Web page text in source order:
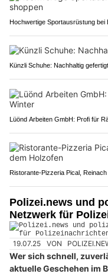
Hochwertige Sportausrüstung bei
Künzli Schuhe: Nachhaltig
Lüönd Arbeiten GmbH: Profi für
Ristorante-Pizzeria Pical,
Polizei.news und
Netzwerk für
19.07.25 VON
Wer sich schnell,
aktuelle Geschehen im